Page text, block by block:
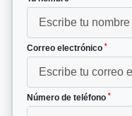
Correo electrónico *
Número de teléfono *